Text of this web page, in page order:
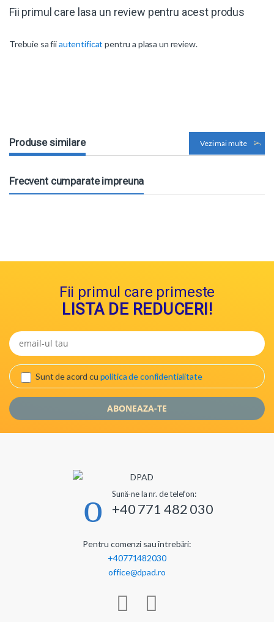
Fii primul care lasa un review pentru acest produs
Trebuie sa fiiautentificat pentru a plasa un review.
Produse similare Vezi mai multe
Frecvent cumparate impreuna
Fii primul care primeste
LISTA DE REDUCERI!
Sunt de acord cu politica de confidentialitate
Sună-ne la nr. de telefon:
+40 771 482 030
Pentru comenzi sau întrebări:
+40771482030
office@dpad.ro